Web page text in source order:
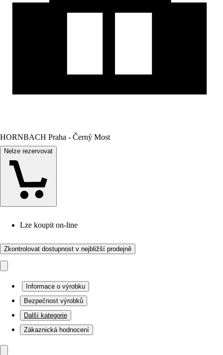
HORNBACH Praha - Černý Most
Nelze rezervovat
Lze koupit on-line
Zkontrolovat dostupnost v nejbližší prodejně
Informace o výrobku
Bezpečnost výrobků
Další kategorie
Zákaznická hodnocení